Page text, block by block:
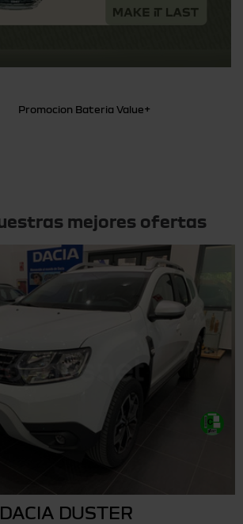
Promocion Bateria Value+
mejores ofertas
DACIA DUSTER